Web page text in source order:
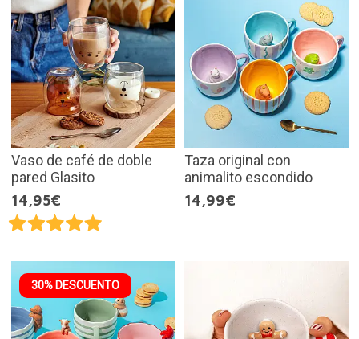
Vaso de café de doble
pared Glasito
14,95€
Taza original con
animalito escondido
14,99€
30% DESCUENTO